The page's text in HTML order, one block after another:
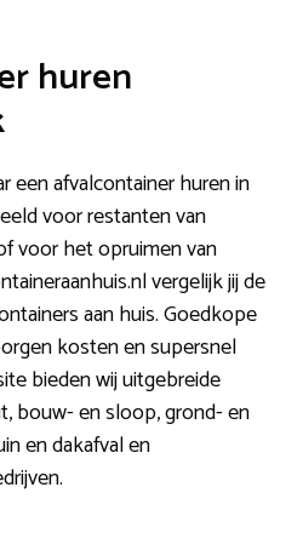
huren
een afvalcontainer huren in
voor restanten van
voor het opruimen van
vergelijk jij de
aan huis. Goedkope
kosten en supersnel
bieden wij uitgebreide
bouw- en sloop, grond- en
en dakafval en